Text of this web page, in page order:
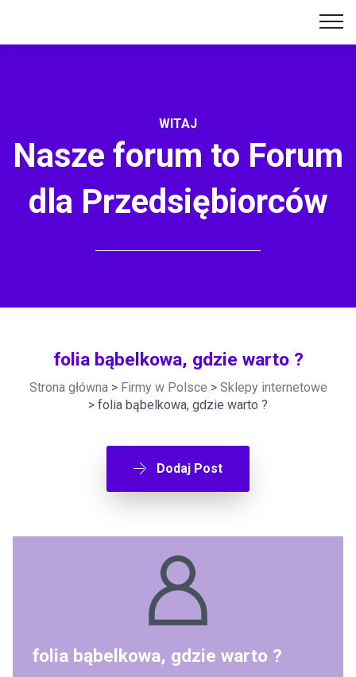
WITAJ
Nasze forum to Forum
dla Przedsiębiorców
folia bąbelkowa, gdzie warto ?
Strona główna> Firmy w Polsce > Sklepy internetowe
> folia bąbelkowa, gdzie warto ?
Dodaj Post
folia bąbelkowa, gdzie warto ?